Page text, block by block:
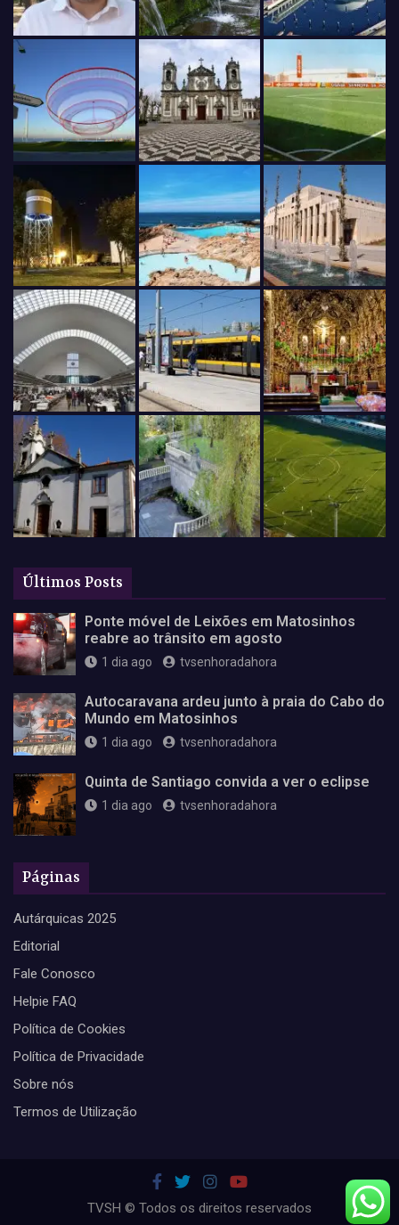
Últimos Posts
Ponte móvel de Leixões em Matosinhos
reabre ao trânsito em agosto
1 dia ago tvsenhoradahora
Autocaravana ardeu junto à praia do Cabo do
Mundo em Matosinhos
1 dia ago tvsenhoradahora
Quinta de Santiago convida a ver o eclipse
1 dia ago tvsenhoradahora
Páginas
Autárquicas 2025
Editorial
Fale Conosco
Helpie FAQ
Política de Cookies
Política de Privacidade
Sobre nós
Termos de Utilização
TVSH © Todos os direitos reservados